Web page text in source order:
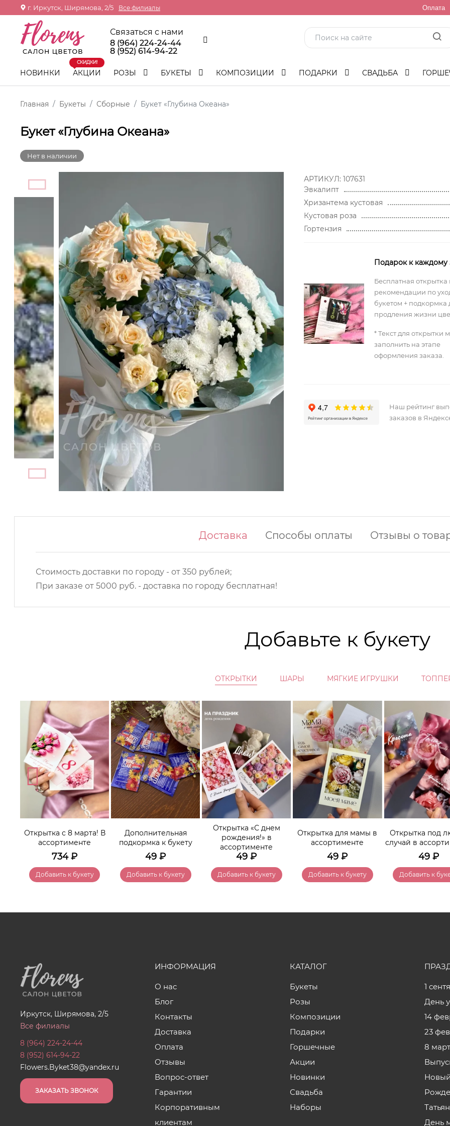
г. Иркутск, Ширямова, 2/5 Все филиалы Оплата
Связаться с нами
8 (964) 224-24-44
8 (952) 614-94-22
НОВИНКИ АКЦИИ
СКИДКИ!
РОЗЫ БУКЕТЫ КОМПОЗИЦИИ ПОДАРКИ СВАДЬБА
Главная Букеты Сборные Букет «Глубина Океана»
Букет «Глубина Океана»
Нет в наличии
АРТИКУЛ: 107631
Эвкалипт
Хризантема кустовая
Кустовая роза
Гортензия
Подарок к каждому
Бесплатная открытка
рекомендации по
букетом + подкормка
продления жизни
* Текст для открытки
заполнить на этапе
оформления заказа.
Наш рейтинг
заказов в
Доставка Способы оплаты Отзывы о
Стоимость доставки по городу - от 350 рублей;
При заказе от 5000 руб. - доставка по городу бесплатная!
Добавьте к букету
ОТКРЫТКИ ШАРЫ МЯГКИЕ ИГРУШКИ
Открытка с 8 марта! В
ассортименте
734₽
Добавить к букету
Дополнительная
подкормка к букету
49 ₽
Добавить к букету
Открытка «С днем
рождения!» в
ассортименте
49 ₽
Добавить к букету
Открытка для мамы в
ассортименте
49 ₽
Добавить к букету
Открытка под
случай в
49₽
Добавить к
Иркутск, Ширямова, 2/5
Все филиалы
8 (964) 224-24-44
8 (952) 614-94-22
Flowers.Byket38@yandex.ru
ЗАКАЗАТЬ ЗВОНОК
ИНФОРМАЦИЯ
О нас
Блог
Контакты
Доставка
Оплата
Отзывы
Вопрос-ответ
Гарантии
Корпоративным
клиентам
КАТАЛОГ
Букеты
Розы
Композиции
Подарки
Горшечные
Акции
Новинки
Свадьба
Наборы
1
День
14
23
8
День